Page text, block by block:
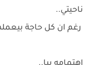
ناحيتي..
رغم ان كل حاجة